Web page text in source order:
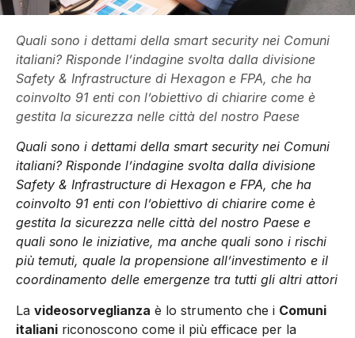
Quali sono i dettami della smart security nei Comuni
italiani? Risponde l’indagine svolta dalla divisione
Safety & Infrastructure di Hexagon e FPA, che ha
coinvolto 91 enti con l’obiettivo di chiarire come è
gestita la sicurezza nelle città del nostro Paese
Quali sono i dettami della smart security nei Comuni
italiani? Risponde l’indagine svolta dalla divisione
Safety & Infrastructure di Hexagon e FPA, che ha
coinvolto 91 enti con l’obiettivo di chiarire come è
gestita la sicurezza nelle città del nostro Paese e
quali sono le iniziative, ma anche quali sono i rischi
più temuti, quale la propensione all’investimento e il
coordinamento delle emergenze tra tutti gli altri attori
La videosorveglianza è lo strumento che i Comuni
italiani riconoscono come il più efficace per la